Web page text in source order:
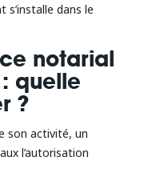
s’installe dans le
notarial
quelle
?
son activité, un
l’autorisation